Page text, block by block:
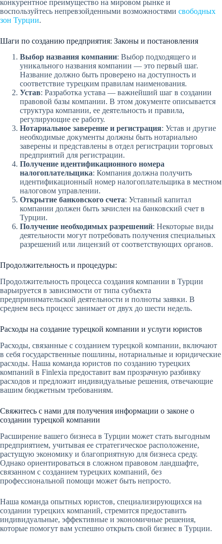
конкурентное преимущество на мировом рынке и
воспользуйтесь непревзойденными возможностями свободных
зон Турции.
Шаги по созданию предприятия: Законы и постановления
Выбор названия компании: Выбор подходящего и
уникального названия компании — это первый шаг.
Название должно быть проверено на доступность и
соответствие турецким правилам наименования.
Устав: Разработка устава — важнейший шаг в создании
правовой базы компании. В этом документе описывается
структура компании, ее деятельность и правила,
регулирующие ее работу.
Нотариальное заверение и регистрация: Устав и другие
необходимые документы должны быть нотариально
заверены и представлены в отдел регистрации торговых
предприятий для регистрации.
Получение идентификационного номера
налогоплательщика: Компания должна получить
идентификационный номер налогоплательщика в местном
налоговом управлении.
Открытие банковского счета: Уставный капитал
компании должен быть зачислен на банковский счет в
Турции.
Получение необходимых разрешений: Некоторые виды
деятельности могут потребовать получения специальных
разрешений или лицензий от соответствующих органов.
Продолжительность и процедуры:
Продолжительность процесса создания компании в Турции
варьируется в зависимости от типа субъекта
предпринимательской деятельности и полноты заявки. В
среднем весь процесс занимает от двух до шести недель.
Расходы на создание турецкой компании и услуги юристов
Расходы, связанные с созданием турецкой компании, включают
в себя государственные пошлины, нотариальные и юридические
расходы. Наша команда юристов по созданию турецких
компаний в Finlexia предоставит вам прозрачную разбивку
расходов и предложит индивидуальные решения, отвечающие
вашим бюджетным требованиям.
Свяжитесь с нами для получения информации о законе о
создании турецкой компании
Расширение вашего бизнеса в Турции может стать выгодным
предприятием, учитывая ее стратегическое расположение,
растущую экономику и благоприятную для бизнеса среду.
Однако ориентироваться в сложном правовом ландшафте,
связанном с созданием турецких компаний, без
профессиональной помощи может быть непросто.
Наша команда опытных юристов, специализирующихся на
создании турецких компаний, стремится предоставить
индивидуальные, эффективные и экономичные решения,
которые помогут вам успешно открыть свой бизнес в Турции.